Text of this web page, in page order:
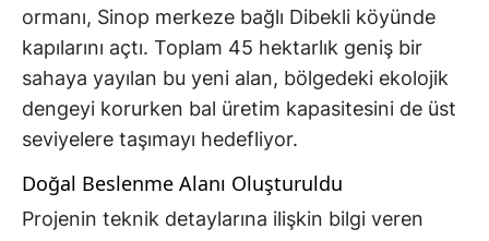
ormanı, Sinop merkeze bağlı Dibekli köyünde
kapılarını açtı. Toplam 45 hektarlık geniş bir
sahaya yayılan bu yeni alan, bölgedeki ekolojik
dengeyi korurken bal üretim kapasitesini de üst
seviyelere taşımayı hedefliyor.
Doğal Beslenme Alanı Oluşturuldu
Projenin teknik detaylarına ilişkin bilgi veren